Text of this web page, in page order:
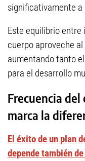
significativamente a
Este equilibrio entre
cuerpo aproveche
aumentando tanto
para el desarrollo
Frecuencia
marca la
El éxito de un plan
depende también